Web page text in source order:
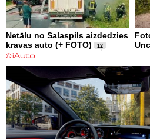
Netālu no Salaspils aizdedzies
kravas auto (+ FOTO)
12